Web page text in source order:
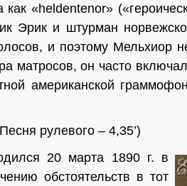
как «heldentenor»
Эрик и штурман
и поэтому Мельхиор
матросов, он часто
американской
рулевого – 4,35’)
20 марта 1890г. в
обстоятельств в тот